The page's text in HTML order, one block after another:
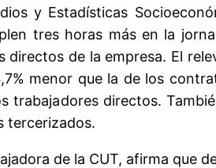
y Estadísticas
tres horas más en la
de la empresa. El
menor que la de los
trabajadores directos.
tercerizados.
de la CUT, afirma que